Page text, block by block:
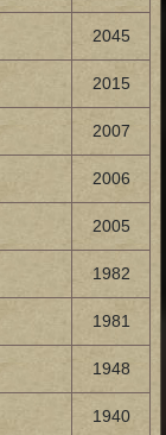
2045
2015
2007
2006
2005
1982
1981
1948
1940